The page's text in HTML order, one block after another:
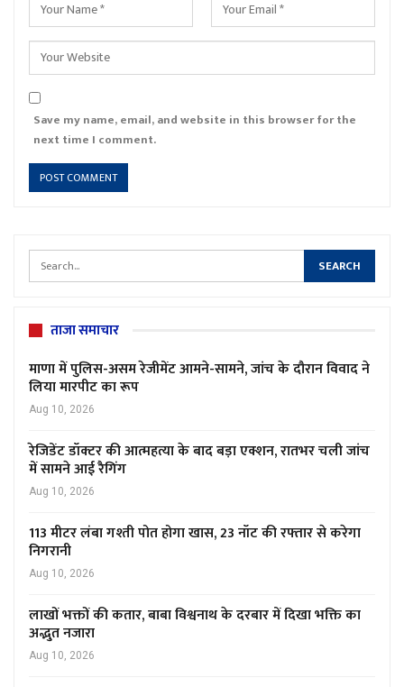
Save my name, email, and website in this browser for the
next time I comment.
ताजा समाचार
माणा में पुलिस-असम रेजीमेंट आमने-सामने, जांच के दौरान विवाद ने
लिया मारपीट का रूप
Aug 10, 2026
रेजिडेंट डॉक्टर की आत्महत्या के बाद बड़ा एक्शन, रातभर चली जांच
में सामने आई रैगिंग
Aug 10, 2026
113 मीटर लंबा गश्ती पोत होगा खास, 23 नॉट की रफ्तार से करेगा
निगरानी
Aug 10, 2026
लाखों भक्तों की कतार, बाबा विश्वनाथ के दरबार में दिखा भक्ति का
अद्भुत नजारा
Aug 10, 2026